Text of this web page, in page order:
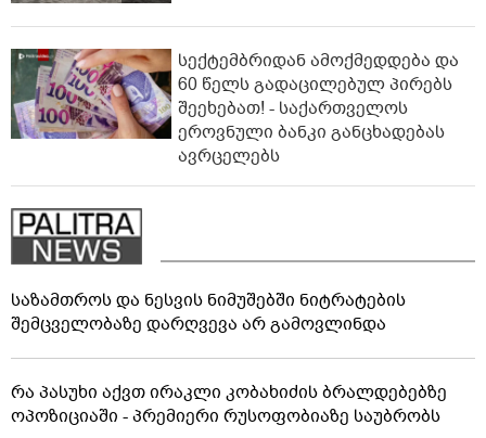
სექტემბრიდან ამოქმედდება და
60 წელს გადაცილებულ პირებს
შეეხებათ! - საქართველოს
ეროვნული ბანკი განცხადებას
ავრცელებს
საზამთროს და ნესვის ნიმუშებში ნიტრატების
შემცველობაზე დარღვევა არ გამოვლინდა
რა პასუხი აქვთ ირაკლი კობახიძის ბრალდებებზე
ოპოზიციაში - პრემიერი რუსოფობიაზე საუბრობს